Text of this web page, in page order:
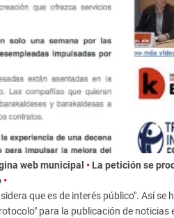
web municipal • La petición se
•
que es de interés público". Así se
para la publicación de noticias